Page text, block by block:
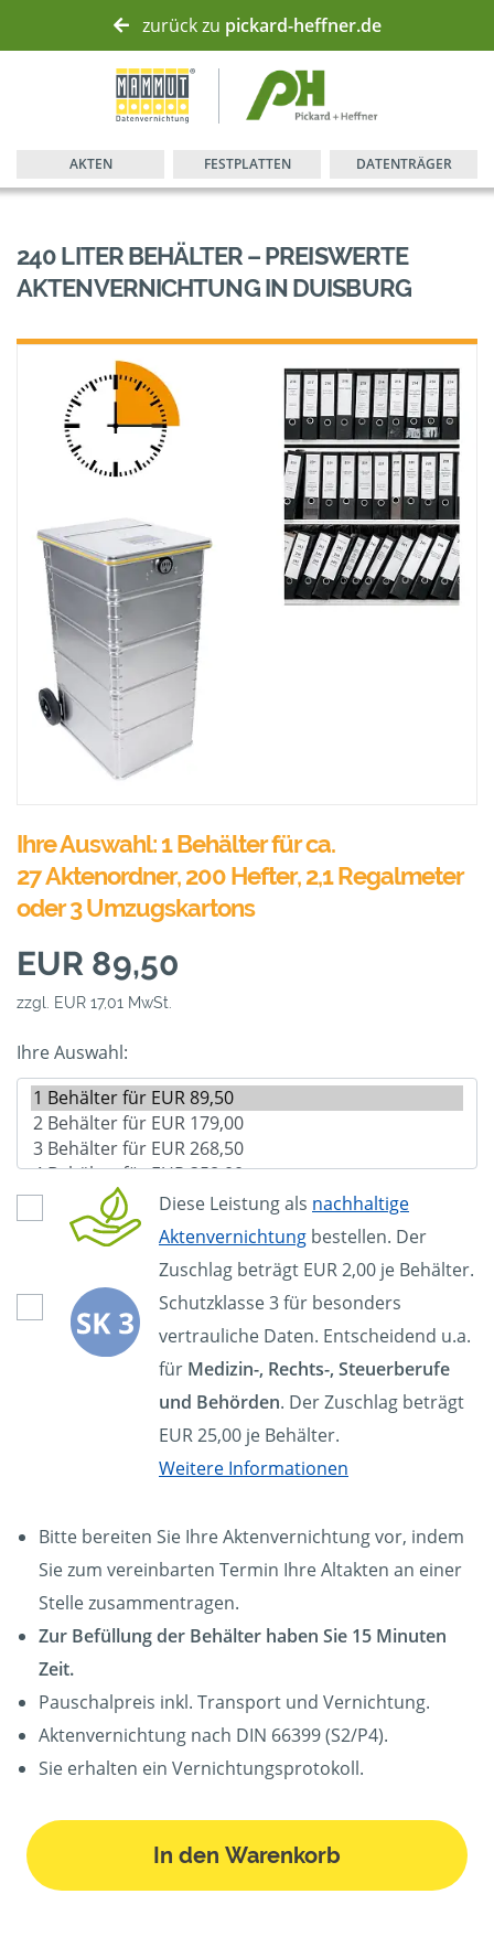
zurück zu pickard-heffner.de
AKTEN FESTPLATTEN DATENTRÄGER
240 LITER BEHÄLTER – PREISWERTE
AKTENVERNICHTUNG IN DUISBURG
Ihre Auswahl: 1 Behälter für ca.
27 Aktenordner, 200 Hefter, 2,1 Regalmeter
oder 3 Umzugskartons
EUR 89,50
zzgl. EUR 17,01 MwSt.
Ihre Auswahl:
Diese Leistung als nachhaltige
Aktenvernichtung bestellen. Der
Zuschlag beträgt EUR 2,00 je Behälter.
Schutzklasse 3 für besonders
vertrauliche Daten. Entscheidend u.a.
für Medizin-, Rechts-, Steuerberufe
und Behörden. Der Zuschlag beträgt
EUR 25,00 je Behälter.
Weitere Informationen
Bitte bereiten Sie Ihre Aktenvernichtung vor, indem
Sie zum vereinbarten Termin Ihre Altakten an einer
Stelle zusammentragen.
Zur Befüllung der Behälter haben Sie 15 Minuten
Zeit.
Pauschalpreis inkl. Transport und Vernichtung.
Aktenvernichtung nach DIN 66399 (S2/P4).
Sie erhalten ein Vernichtungsprotokoll.
In den Warenkorb